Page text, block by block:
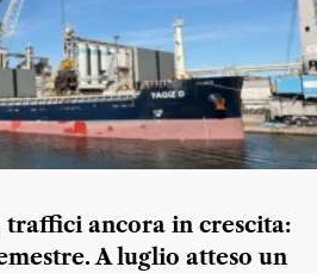
traffici ancora in crescita:
A luglio atteso un